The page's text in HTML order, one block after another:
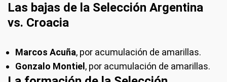
Las bajas de la Selección Argentina
vs. Croacia
Marcos Acuña, por acumulación de amarillas.
Gonzalo Montiel , por acumulación de amarillas.